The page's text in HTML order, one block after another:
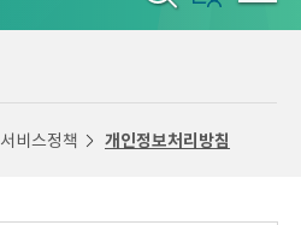
서비스정책 개인정보처리방침